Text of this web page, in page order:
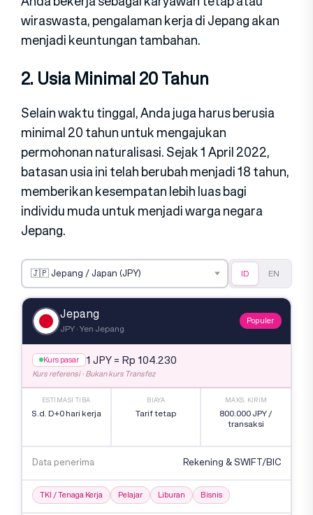
wiraswasta, pengalaman kerja di Jepang akan
menjadi keuntungan tambahan.
2. Usia Minimal 20 Tahun
Selain waktu tinggal, Anda juga harus berusia
minimal 20 tahun untuk mengajukan
permohonan naturalisasi. Sejak 1 April 2022,
batasan usia ini telah berubah menjadi 18 tahun,
memberikan kesempatan lebih luas bagi
individu muda untuk menjadi warga negara
Jepang.
ID EN
Jepang
JPY · Yen Jepang
Populer
Kurs pasar 1 JPY = Rp 104.230
Kurs referensi · Bukan kurs Transfez
ESTIMASI TIBA
S.d. D+0 hari kerja
BIAYA
Tarif tetap
MAKS. KIRIM
800.000 JPY /
transaksi
Data penerima Rekening & SWIFT/BIC
TKI / Tenaga Kerja Pelajar Liburan Bisnis